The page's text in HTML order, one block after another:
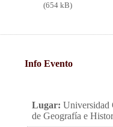
(654 kB)
Info Evento
Lugar: Universidad
de Geografía e